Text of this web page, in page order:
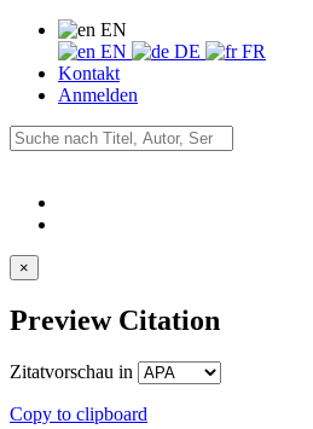
EN
EN
DE
FR
Kontakt
Anmelden
×
Preview Citation
Zitatvorschau in
Copy to clipboard